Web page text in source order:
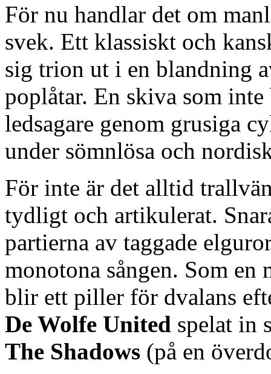
För nu handlar det om
svek. Ett klassiskt och
sig trion ut i en blandning
poplåtar. En skiva som
ledsagare genom grusiga
under sömnlösa och
För inte är det alltid
tydligt och artikulerat.
partierna av taggade
monotona sången. Som
blir ett piller för dvalans
De Wolfe United spelat in
The Shadows (på en